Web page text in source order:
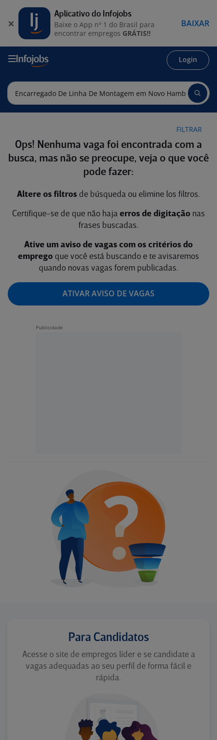
Login
FILTRAR
Ops! Nenhuma vaga foi encontrada com a
busca, mas não se preocupe, veja o que você
pode fazer:
Altere os filtros de búsqueda ou elimine los filtros.
Certifique-se de que não haja erros de digitação nas
frases buscadas.
Ative um aviso de vagas com os critérios do
emprego que você está buscando e te avisaremos
quando novas vagas forem publicadas.
ATIVAR AVISO DE VAGAS
Para Candidatos
Acesse o site de empregos líder e se candidate a
vagas adequadas ao seu perfil de forma fácil e
rápida.
Aplicativo do Infojobs
Baixe o App nº 1 do Brasil para
encontrar empregos GRÁTIS!!
BAIXAR